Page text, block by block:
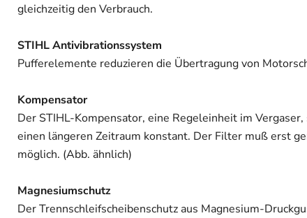
gleichzeitig den Verbrauch.
STIHL Antivibrationssystem
Pufferelemente reduzieren die Übertragung von
Kompensator
Der STIHL-Kompensator, eine Regeleinheit im
einen längeren Zeitraum konstant. Der Filter muß erst
möglich. (Abb. ähnlich)
Magnesiumschutz
Der Trennschleifscheibenschutz aus Magnesium-